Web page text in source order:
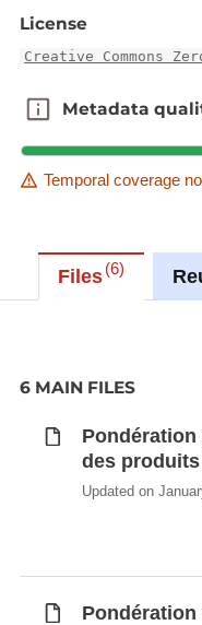
données LUSTAT
License
Creative Commons
Metadata quality
Metadata
Temporal coverage
Files 6
6 MAIN FILES
des
Updated on